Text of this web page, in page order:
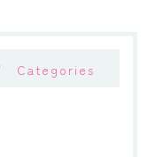
Categories